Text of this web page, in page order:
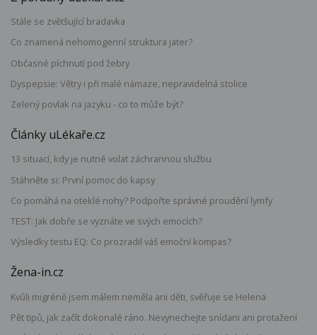
Stále se zvětšující bradavka
Co znamená nehomogenní struktura jater?
Občasné píchnutí pod žebry
Dyspepsie: Větry i při malé námaze, nepravidelná stolice
Zelený povlak na jazyku - co to může být?
Články uLékaře.cz
13 situací, kdy je nutné volat záchrannou službu
Stáhněte si: První pomoc do kapsy
Co pomáhá na oteklé nohy? Podpořte správné proudění lymfy
TEST: Jak dobře se vyznáte ve svých emocích?
Výsledky testu EQ: Co prozradil váš emoční kompas?
Žena-in.cz
Kvůli migréně jsem málem neměla ani děti, svěřuje se Helena
Pět tipů, jak začít dokonalé ráno. Nevynechejte snídani ani protažení